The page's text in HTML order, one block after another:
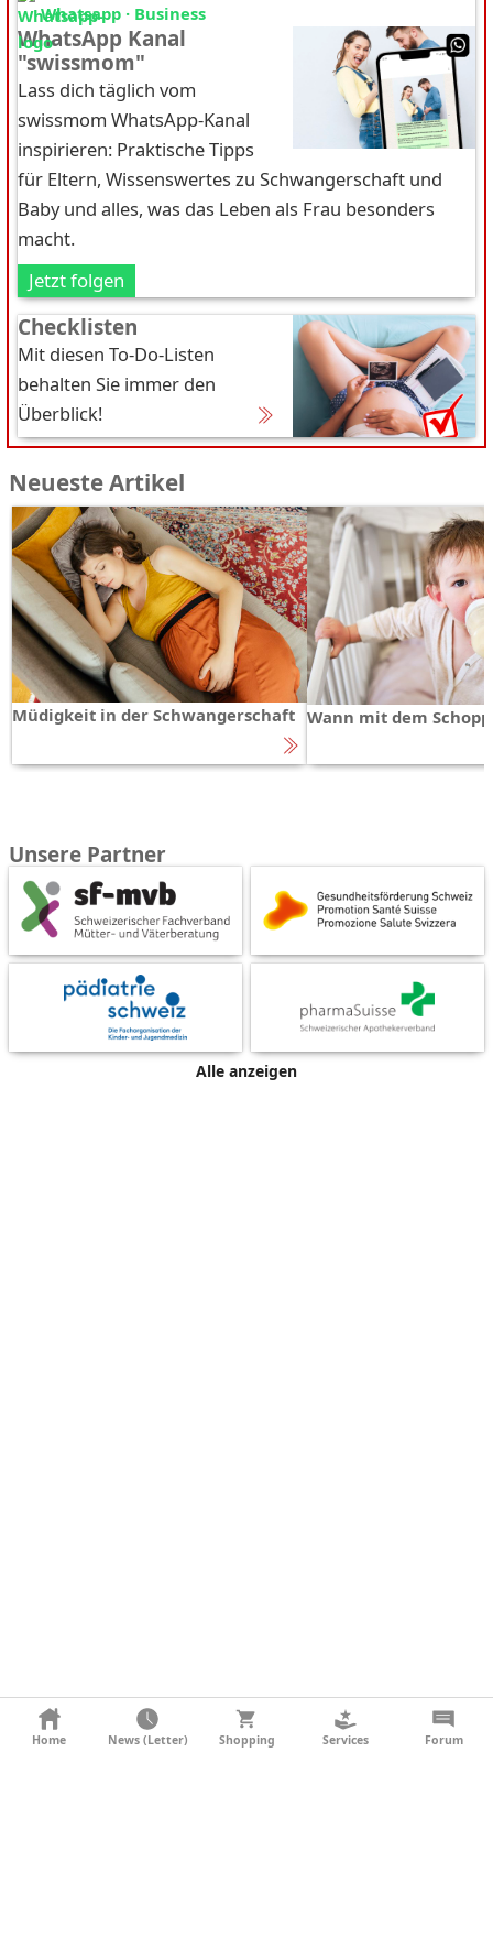
Whatsapp · Business
WhatsApp Kanal
"swissmom"
Lass dich täglich vom
swissmom WhatsApp-Kanal
inspirieren: Praktische Tipps
für Eltern, Wissenswertes zu Schwangerschaft und
Baby und alles, was das Leben als Frau besonders
macht.
Jetzt folgen
Checklisten
Mit diesen To-Do-Listen
behalten Sie immer den
Überblick!
Neueste Artikel
Müdigkeit in der Schwangerschaft Wann mit dem
Unsere Partner
Alle anzeigen
KONTAKT
Home News (Letter) Shopping Services Forum